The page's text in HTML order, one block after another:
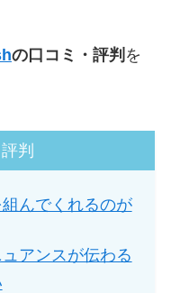
の口コミ・評判 を
判
んでくれるのが
アンスが伝わる